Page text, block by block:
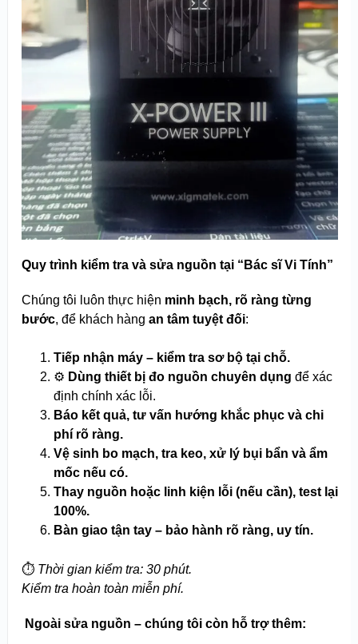
Quy trình kiểm tra và sửa nguồn tại “Bác sĩ Vi Tính”
Chúng tôi luôn thực hiện minh bạch, rõ ràng từng
bước, để khách hàng an tâm tuyệt đối:
Tiếp nhận máy – kiểm tra sơ bộ tại chỗ.
⚙️ Dùng thiết bị đo nguồn chuyên dụng để xác
định chính xác lỗi.
Báo kết quả, tư vấn hướng khắc phục và chi
phí rõ ràng.
Vệ sinh bo mạch, tra keo, xử lý bụi bẩn và ẩm
mốc nếu có.
Thay nguồn hoặc linh kiện lỗi (nếu cần), test lại
100%.
Bàn giao tận tay – bảo hành rõ ràng, uy tín.
⏱️ Thời gian kiểm tra: 30 phút.
Kiểm tra hoàn toàn miễn phí.
️ Ngoài sửa nguồn – chúng tôi còn hỗ trợ thêm: